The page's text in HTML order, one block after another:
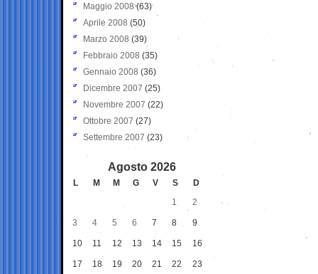
Maggio 2008(63)
Aprile 2008 (50)
Marzo 2008 (39)
Febbraio 2008 (35)
Gennaio 2008 (36)
Dicembre 2007 (25)
Novembre 2007 (22)
Ottobre 2007 (27)
Settembre 2007 (23)
Agosto 2026
L M M G V S
D
1
2
3 4 5 6 7 8 9
10 11 12 13 14 15 16
17 18 19 20 21 22 23